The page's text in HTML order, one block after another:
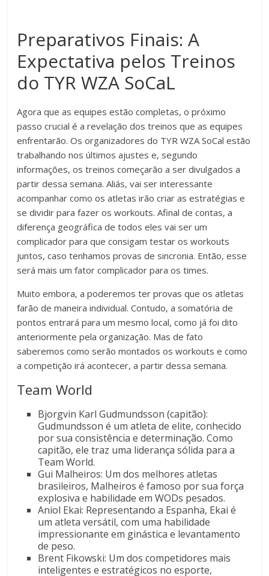
Preparativos Finais: A
Expectativa pelos Treinos
do TYR WZA SoCaL
Agora que as equipes estão completas, o próximo
passo crucial é a revelação dos treinos que as equipes
enfrentarão. Os organizadores do TYR WZA SoCal estão
trabalhando nos últimos ajustes e, segundo
informações, os treinos começarão a ser divulgados a
partir dessa semana. Aliás, vai ser interessante
acompanhar como os atletas irão criar as estratégias e
se dividir para fazer os workouts. Afinal de contas, a
diferença geográfica de todos eles vai ser um
complicador para que consigam testar os workouts
juntos, caso tenhamos provas de sincronia. Então, esse
será mais um fator complicador para os times.
Muito embora, a poderemos ter provas que os atletas
farão de maneira individual. Contudo, a somatória de
pontos entrará para um mesmo local, como já foi dito
anteriormente pela organização. Mas de fato
saberemos como serão montados os workouts e como
a competição irá acontecer, a partir dessa semana.
Team World
Bjorgvin Karl Gudmundsson (capitão):
Gudmundsson é um atleta de elite, conhecido
por sua consistência e determinação. Como
capitão, ele traz uma liderança sólida para a
Team World.
Gui Malheiros: Um dos melhores atletas
brasileiros, Malheiros é famoso por sua força
explosiva e habilidade em WODs pesados.
Aniol Ekai: Representando a Espanha, Ekai é
um atleta versátil, com uma habilidade
impressionante em ginástica e levantamento
de peso.
Brent Fikowski: Um dos competidores mais
inteligentes e estratégicos no esporte,